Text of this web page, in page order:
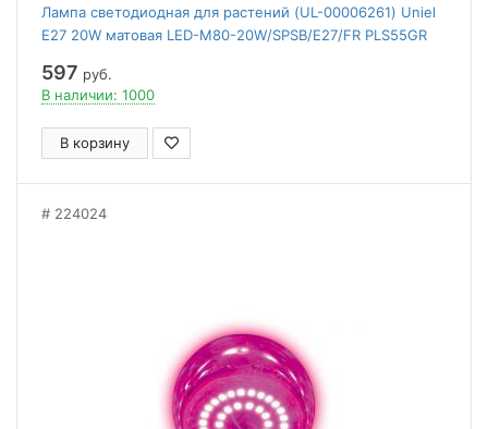
Лампа светодиодная для растений (UL-00006261) Uniel
E27 20W матовая LED-M80-20W/SPSB/E27/FR PLS55GR
597 руб.
В наличии: 1000
В корзину
224024